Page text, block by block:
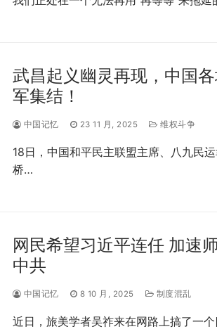
武昌起义幽灵再现，中国
军集结！
中国记忆 23 11 月, 2025 维权斗争
18日，中国和平民主联盟主席、八九民
桥…
网民希望习近平连任 加速
中共
中国记忆 8 10 月, 2025 制度混乱
近日，旅美学者吴祚来在网路上搞了一